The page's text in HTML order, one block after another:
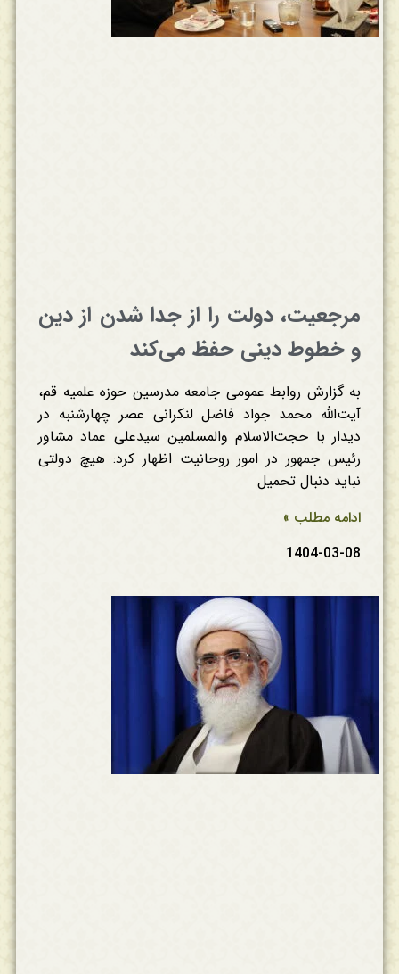
مرجعیت، دولت را از جدا شدن از دین
و خطوط دینی حفظ می‌کند
به گزارش روابط عمومی جامعه مدرسین حوزه علمیه قم،
آیت‌الله محمد جواد فاضل لنکرانی عصر چهارشنبه در
دیدار با حجت‌الاسلام والمسلمین سیدعلی عماد مشاور
رئیس جمهور در امور روحانیت اظهار کرد: هیچ دولتی
نباید دنبال تحمیل
ادامه مطلب »
1404-03-08